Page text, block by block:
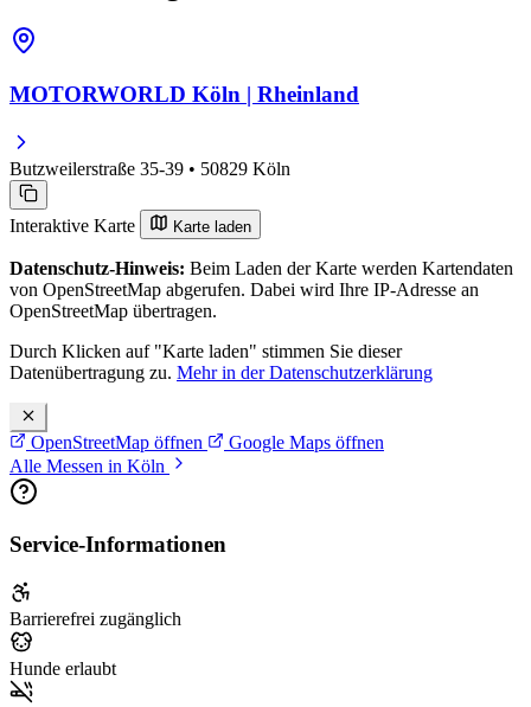
MOTORWORLD Köln | Rheinland
Butzweilerstraße 35-39 • 50829 Köln
Interaktive Karte Karte laden
Datenschutz-Hinweis: Beim Laden der Karte werden Kartendaten
von OpenStreetMap abgerufen. Dabei wird Ihre IP-Adresse an
OpenStreetMap übertragen.
Durch Klicken auf "Karte laden" stimmen Sie dieser
Datenübertragung zu. Mehr in der Datenschutzerklärung
OpenStreetMap öffnen
Google Maps öffnen
Alle Messen in Köln
Service-Informationen
Barrierefrei zugänglich
Hunde erlaubt